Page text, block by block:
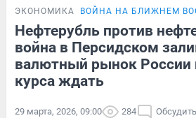
ЭКОНОМИКА ВОЙНА НА БЛИЖНЕМ
Нефтерубль против
война в Персидском
валютный рынок России
курса ждать
29 марта, 2026, 09:00 284 Обсудить